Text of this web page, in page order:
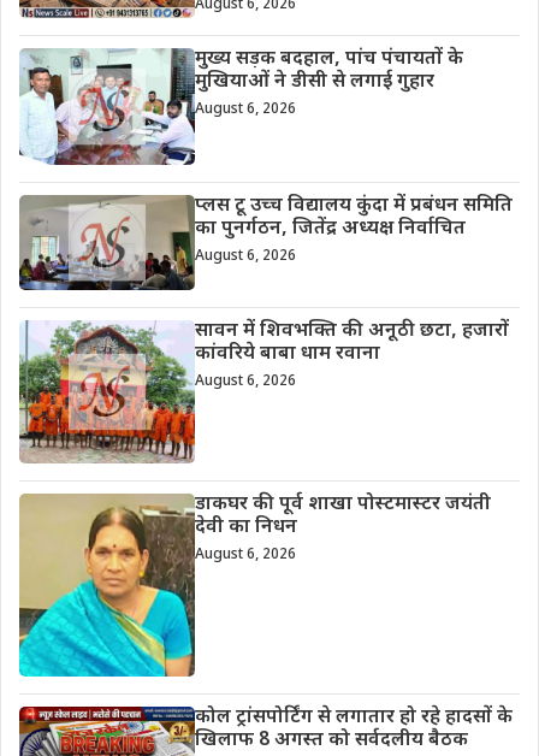
August 6, 2026
मुख्य सड़क बदहाल, पांच पंचायतों के
मुखियाओं ने डीसी से लगाई गुहार
August 6, 2026
प्लस टू उच्च विद्यालय कुंदा में प्रबंधन समिति
का पुनर्गठन, जितेंद्र अध्यक्ष निर्वाचित
August 6, 2026
सावन में शिवभक्ति की अनूठी छटा, हजारों
कांवरिये बाबा धाम रवाना
August 6, 2026
डाकघर की पूर्व शाखा पोस्टमास्टर जयंती
देवी का निधन
August 6, 2026
कोल ट्रांसपोर्टिंग से लगातार हो रहे हादसों के
खिलाफ 8 अगस्त को सर्वदलीय बैठक